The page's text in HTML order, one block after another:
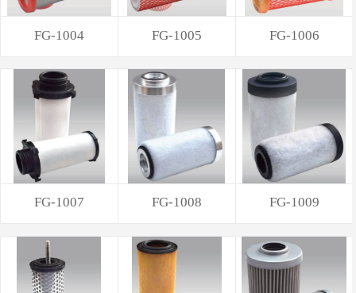
FG-1004 FG-1005 FG-1006
FG-1007 FG-1008 FG-1009